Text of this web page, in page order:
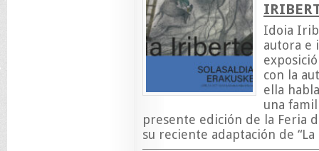
Idoia
autora e
con la
ella
una
presente edición de la Feria
su reciente adaptación de